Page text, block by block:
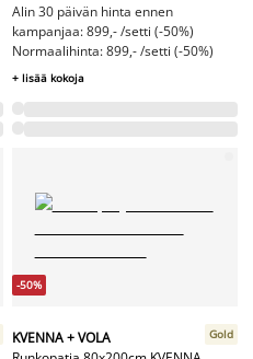
Alin 30 päivän hinta ennen
kampanjaa: 899,- /setti (-50%)
Normaalihinta: 899,- /setti (-50%)
+ lisää kokoja
-50%
KVENNA + VOLA
Gold